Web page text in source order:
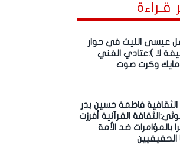
قـراءة
عيسى الليث في حوار
لا ):عتادي الفني
وكرت صوت
الثقافية فاطمة حسين بدر
القرآنية أفرزت
بالمؤامرات ضد الأمة
الحقيقيين